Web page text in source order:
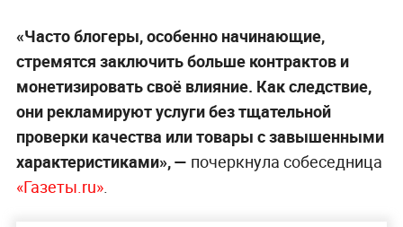
«Часто блогеры, особенно начинающие,
стремятся заключить больше контрактов и
монетизировать своё влияние. Как следствие,
они рекламируют услуги без тщательной
проверки качества или товары с завышенными
характеристиками», — почеркнула собеседница
«Газеты.ru».